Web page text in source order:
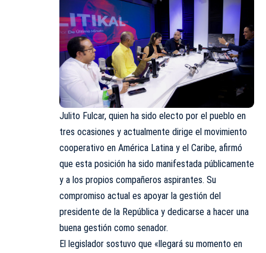
Julito Fulcar, quien ha sido electo por el pueblo en
tres ocasiones y actualmente dirige el movimiento
cooperativo en América Latina y el Caribe, afirmó
que esta posición ha sido manifestada públicamente
y a los propios compañeros aspirantes. Su
compromiso actual es apoyar la gestión del
presidente de la República y dedicarse a hacer una
buena gestión como senador.
El legislador sostuvo que «llegará su momento en